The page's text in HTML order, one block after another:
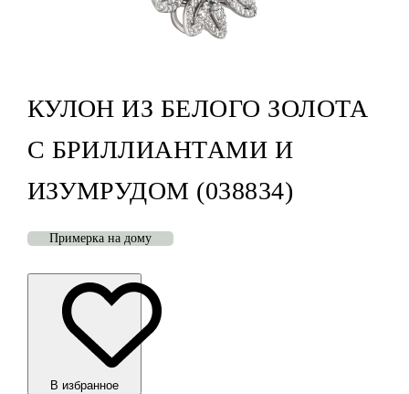
КУЛОН ИЗ БЕЛОГО ЗОЛОТА
С БРИЛЛИАНТАМИ И
ИЗУМРУДОМ (038834)
Примерка на дому
В избранноe